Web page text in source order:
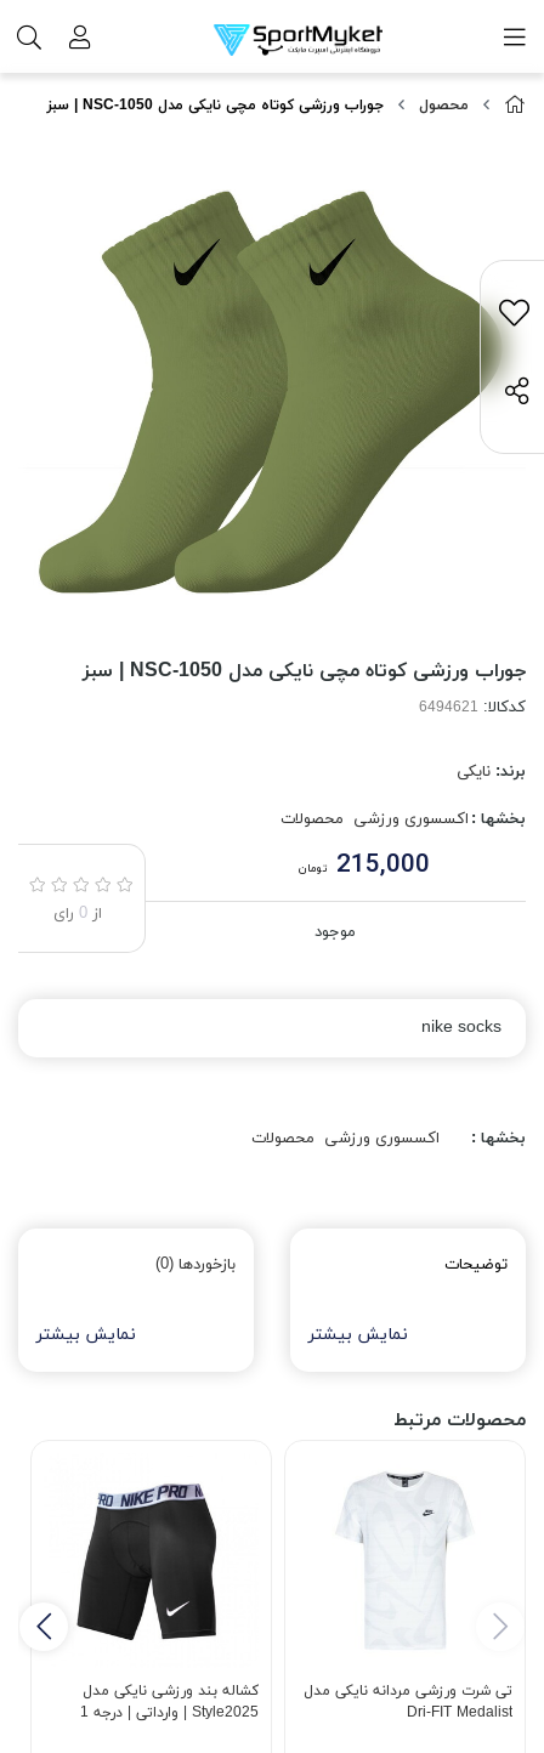
محصول جوراب ورزشی کوتاه مچی نایکی مدل NSC-1050 | سبز
جوراب ورزشی کوتاه مچی نایکی مدل NSC-1050 | سبز
کدکالا:
برند: نایکی
بخشها : اکسسوری ورزشی محصولات
215,000 تومان
موجود
از 0 رای
nike socks
بخشها : اکسسوری ورزشی محصولات
توضیحات
نمایش بیشتر
بازخوردها (0)
نمایش بیشتر
محصولات مرتبط
تی شرت ورزشی مردانه نایکی مدل
Dri-FIT Medalist
کشاله بند ورزشی نایکی مدل
Style2025 | وارداتی | درجه 1